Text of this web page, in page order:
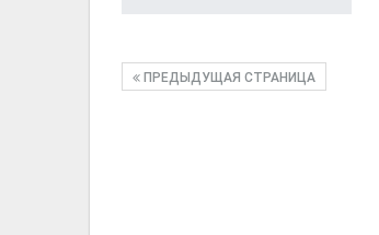
ПРЕДЫДУЩАЯ СТРАНИЦА